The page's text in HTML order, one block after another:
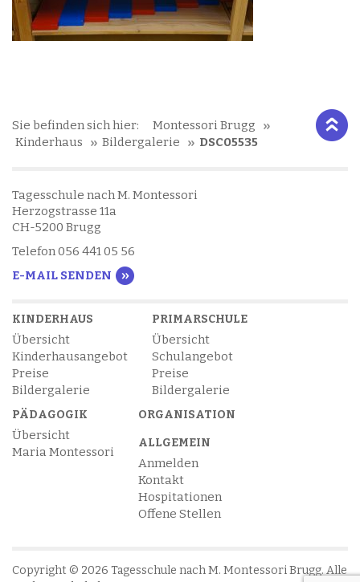
Sie befinden sich hier:
Montessori Brugg
Kinderhaus
Bildergalerie DSC05535
Tagesschule nach M. Montessori
Herzogstrasse 11a
CH-5200 Brugg
Telefon 056 441 05 56
E-MAIL SENDEN
KINDERHAUS
Übersicht
Kinderhausangebot
Preise
Bildergalerie
PRIMARSCHULE
Übersicht
Schulangebot
Preise
Bildergalerie
PÄDAGOGIK
Übersicht
Maria Montessori
ORGANISATION
ALLGEMEIN
Anmelden
Kontakt
Hospitationen
Offene Stellen
Copyright © 2026 Tagesschule nach M. Montessori Brugg. Alle